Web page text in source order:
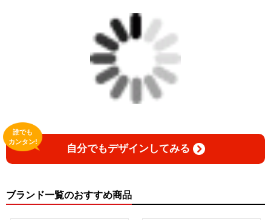
自分でもデザインしてみる
誰でも
カンタン!
ブランド一覧のおすすめ商品